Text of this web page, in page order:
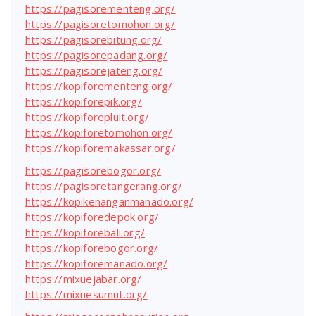
https://pagisorementeng.org/
https://pagisoretomohon.org/
https://pagisorebitung.org/
https://pagisorepadang.org/
https://pagisorejateng.org/
https://kopiforementeng.org/
https://kopiforepik.org/
https://kopiforepluit.org/
https://kopiforetomohon.org/
https://kopiforemakassar.org/
https://pagisorebogor.org/
https://pagisoretangerang.org/
https://kopikenanganmanado.org/
https://kopiforedepok.org/
https://kopiforebali.org/
https://kopiforebogor.org/
https://kopiforemanado.org/
https://mixuejabar.org/
https://mixuesumut.org/